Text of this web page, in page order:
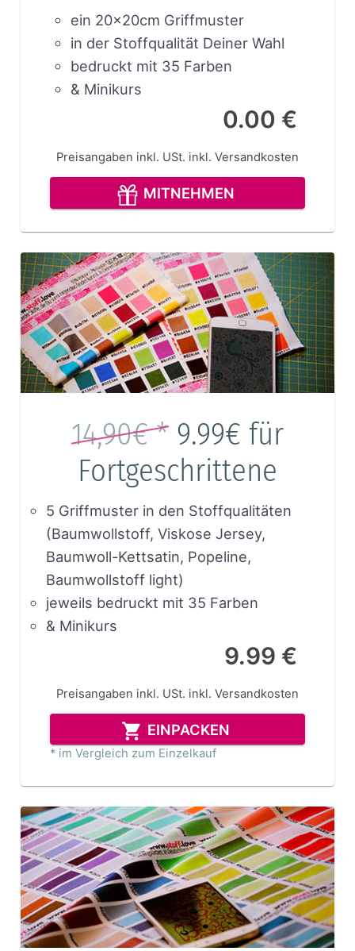
ein 20x20cm Griffmuster
in der Stoffqualität Deiner Wahl
bedruckt mit 35 Farben
& Minikurs
0.00 €
Preisangaben inkl. USt. inkl. Versandkosten
MITNEHMEN
14,90€ * 9.99€ für
Fortgeschrittene
5 Griffmuster in den Stoffqualitäten
(Baumwollstoff, Viskose Jersey,
Baumwoll-Kettsatin, Popeline,
Baumwollstoff light)
jeweils bedruckt mit 35 Farben
& Minikurs
9.99 €
Preisangaben inkl. USt. inkl. Versandkosten
EINPACKEN
* im Vergleich zum Einzelkauf